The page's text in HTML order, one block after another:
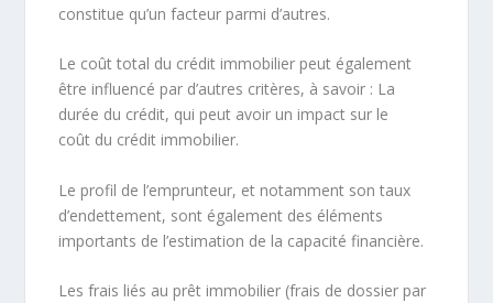
constitue qu’un facteur parmi d’autres.
Le coût total du crédit immobilier peut également
être influencé par d’autres critères, à savoir : La
durée du crédit, qui peut avoir un impact sur le
coût du crédit immobilier.
Le profil de l’emprunteur, et notamment son taux
d’endettement, sont également des éléments
importants de l’estimation de la capacité financière.
Les frais liés au prêt immobilier (frais de dossier par